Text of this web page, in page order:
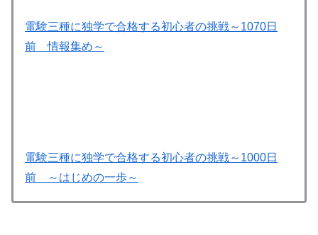
電験三種に独学で合格する初心者の挑戦～1070日
前 情報集め～
電験三種に独学で合格する初心者の挑戦～1000日
前 ～はじめの一歩～